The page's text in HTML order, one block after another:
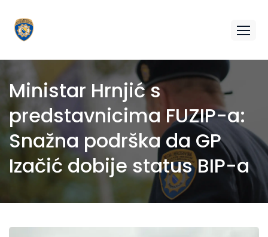
Ministar Hrnjić s
predstavnicima FUZIP-a:
Snažna podrška da GP
Izačić dobije status BIP-a